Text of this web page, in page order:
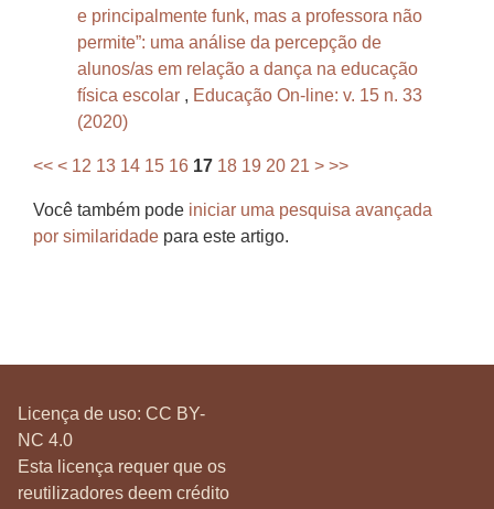
e principalmente funk, mas a professora não
permite”: uma análise da percepção de
alunos/as em relação a dança na educação
física escolar , Educação On-line: v. 15 n. 33
(2020)
<< < 12 13 14 15 16 17 18 19 20 21 > >>
Você também pode iniciar uma pesquisa avançada
por similaridade para este artigo.
Licença de uso: CC BY-
NC 4.0
Esta licença requer que os
reutilizadores deem crédito